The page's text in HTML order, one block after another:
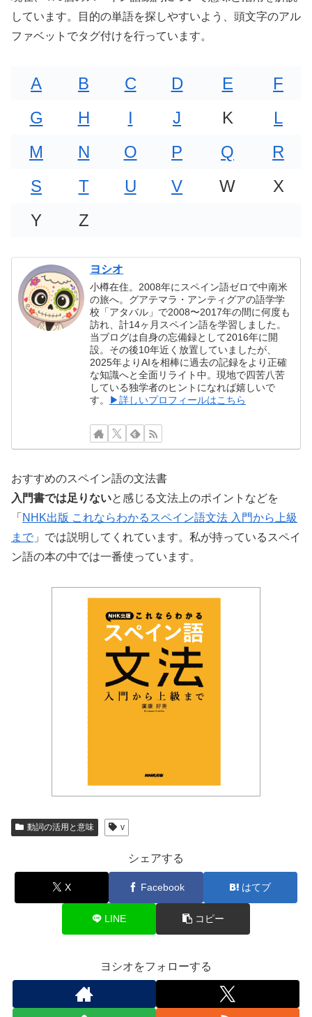
しています。目的の単語を探しやすいよう、頭文字のアル
ファベットでタグ付けを行っています。
A B C D E
F
G
H I J K
L
M
N O P Q
R
S
T U V W
X
Y
Z
ヨシオ
小樽在住。2008年にスペイン語ゼロで中南米
の旅へ。グアテマラ・アンティグアの語学学
校「アタバル」で2008〜2017年の間に何度も
訪れ、計14ヶ月スペイン語を学習しました。
当ブログは自身の忘備録として2016年に開
設。その後10年近く放置していましたが、
2025年よりAIを相棒に過去の記録をより正確
な知識へと全面リライト中。現地で四苦八苦
している独学者のヒントになれば嬉しいで
す。
▶詳しいプロフィールはこちら
おすすめのスペイン語の文法書
入門書では足りないと感じる文法上のポイントなどを
「 NHK出版 これならわかるスペイン語文法 入門から上級
まで」では説明してくれています。私が持っているスペイ
ン語の本の中では一番使っています。
動詞の活用と意味 v
シェアする
X Facebook はてブ
LINE コピー
ヨシオをフォローする